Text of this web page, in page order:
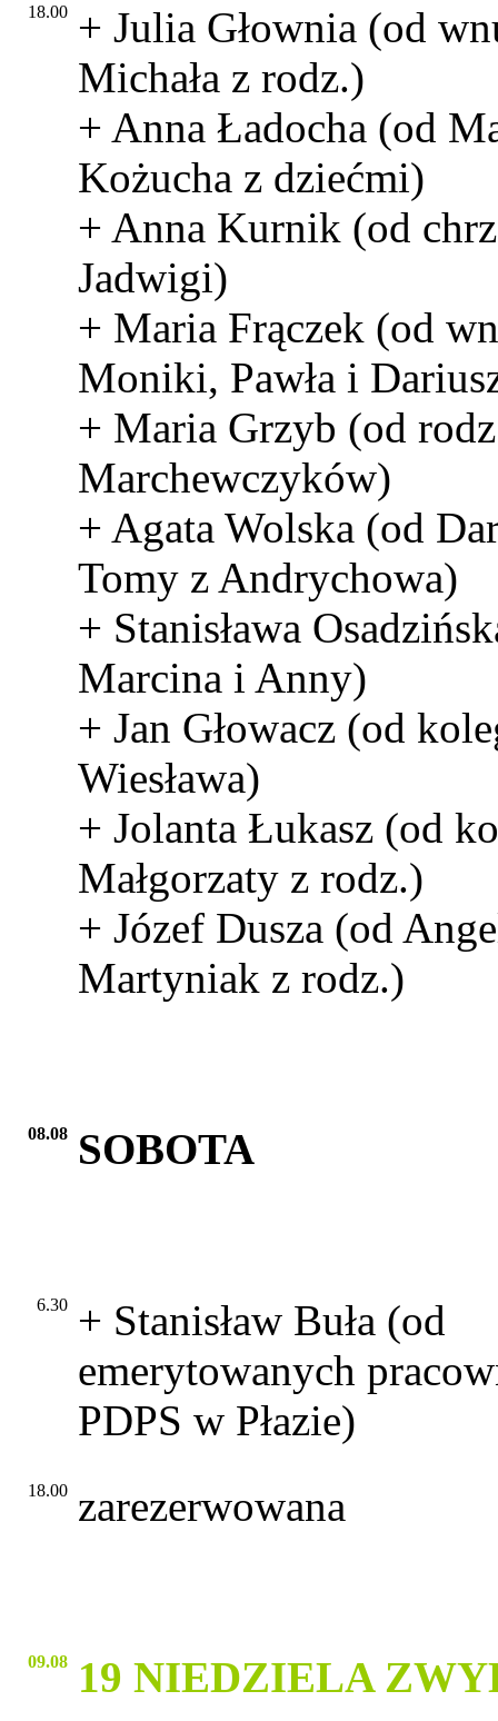
18.00
+ Julia Głownia (od
Michała z rodz.)
+ Anna Ładocha (od
Kożucha z dziećmi)
+ Anna Kurnik (od
Jadwigi)
+ Maria Frączek (od
Moniki, Pawła i
+ Maria Grzyb (od
Marchewczyków)
+ Agata Wolska (od
Tomy z Andrychowa)
+ Stanisława
Marcina i Anny)
+ Jan Głowacz (od
Wiesława)
+ Jolanta Łukasz (od
Małgorzaty z rodz.)
+ Józef Dusza (od
Martyniak z rodz.)
08.08 SOBOTA
6.30
+ Stanisław Buła (od
emerytowanych
PDPS w Płazie)
18.00 zarezerwowana
09.08 19 NIEDZIELA